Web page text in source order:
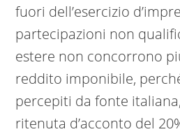
fuori dell’esercizio
partecipazioni non
estere non concorrono
reddito imponibile,
percepiti da fonte
ritenuta d’acconto del